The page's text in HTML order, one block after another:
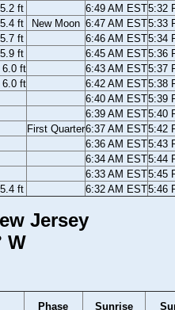
ft 6:49 AM EST5:32
ft New Moon 6:47 AM EST5:33
ft 6:46 AM EST5:34
ft 6:45 AM EST5:36
6.0 ft 6:43 AM EST5:37
6.0 ft 6:42 AM EST5:38
6:40 AM EST5:39
6:39 AM EST5:40
First Quarter6:37 AM EST5:42
6:36 AM EST5:43
6:34 AM EST5:44
6:33 AM EST5:45
ft 6:32 AM EST5:46
Jersey
W
Phase Sunrise